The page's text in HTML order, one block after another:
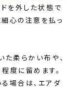
を外した状態で
心の注意を払っ
た柔らかい布や、
度に留めます。
場合は、エアダ